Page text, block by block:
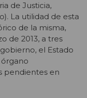
de Justicia,
La utilidad de esta
de la misma,
de 2013, a tres
el Estado
pendientes en